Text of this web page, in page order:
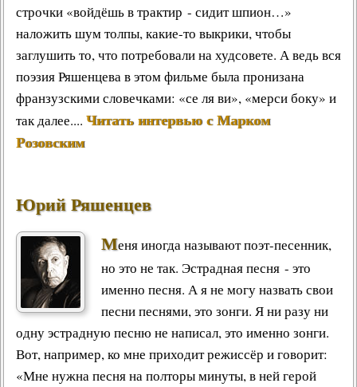
строчки «войдёшь в трактир - сидит шпион…»
наложить шум толпы, какие-то выкрики, чтобы
заглушить то, что потребовали на худсовете. А ведь вся
поэзия Ряшенцева в этом фильме была пронизана
франзузскими словечками: «се ля ви», «мерси боку» и
так далее.... Читать интервью с Марком
Розовским
Юрий Ряшенцев
Меня иногда называют поэт-песенник,
но это не так. Эстрадная песня - это
именно песня. А я не могу назвать свои
песни песнями, это зонги. Я ни разу ни
одну эстрадную песню не написал, это именно зонги.
Вот, например, ко мне приходит режиссёр и говорит:
«Мне нужна песня на полторы минуты, в ней герой